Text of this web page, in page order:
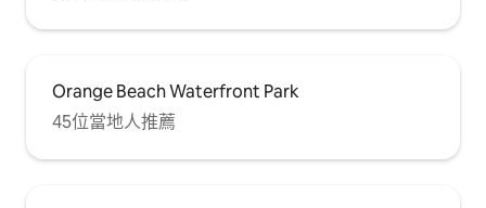
Orange Beach Waterfront Park
45位當地人推薦